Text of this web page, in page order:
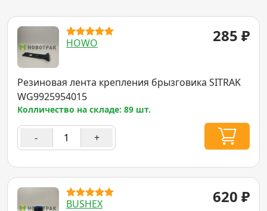
HOWO 285 ₽
Резиновая лента крепления брызговика SITRAK
WG9925954015
Колличество на складе: 89 шт.
- +
BUSHEX 620 ₽